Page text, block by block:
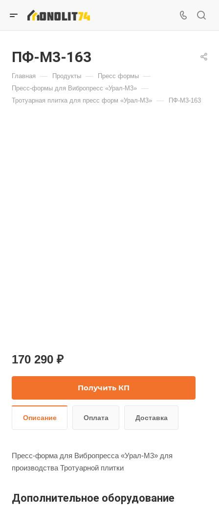
ПФ-М3-163
Главная — Продукты — Пресс формы —
Пресс-формы для Вибропресс «Урал-М3» —
Тротуарная плитка для пресс форм «Урал-М3» — ПФ-М3-163
170 290 ₽
Получить КП
Описание Оплата Доставка
Пресс-форма для Вибропресса «Урал-М3» для
производства Тротуарной плитки
Дополнительное оборудование